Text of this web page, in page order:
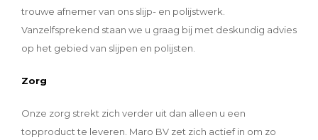
trouwe afnemer van ons slijp- en polijstwerk.
Vanzelfsprekend staan we u graag bij met deskundig advies
op het gebied van slijpen en polijsten.
Zorg
Onze zorg strekt zich verder uit dan alleen u een
topproduct te leveren. Maro BV zet zich actief in om zo